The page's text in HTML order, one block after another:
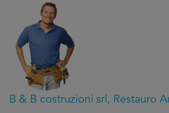
B & B costruzioni srl, Restauro